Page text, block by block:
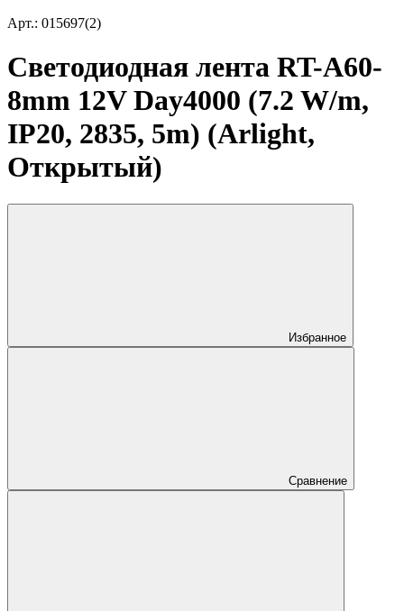
Арт.: 015697(2)
Светодиодная лента RT-A60-
8mm 12V Day4000 (7.2 W/m,
IP20, 2835, 5m) (Arlight,
Открытый)
Избранное
Сравнение